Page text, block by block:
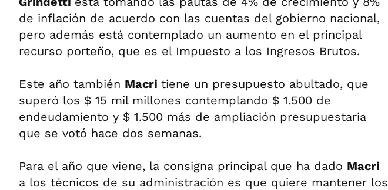
de inflación de acuerdo con las cuentas del gobierno nacional,
pero además está contemplado un aumento en el principal
recurso porteño, que es el Impuesto a los Ingresos Brutos.
Este año también Macri tiene un presupuesto abultado, que
superó los $ 15 mil millones contemplando $ 1.500 de
endeudamiento y $ 1.500 más de ampliación presupuestaria
que se votó hace dos semanas.
Para el año que viene, la consigna principal que ha dado Macri
a los técnicos de su administración es que quiere mantener los